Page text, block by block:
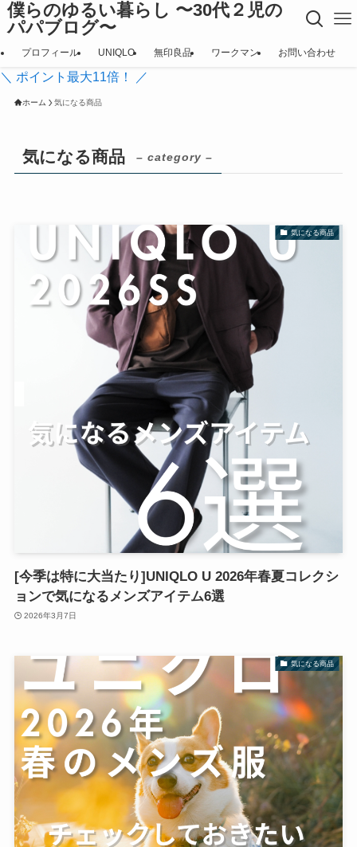
僕らのゆるい暮らし 〜30代２児の
パパブログ〜
プロフィール UNIQLO 無印良品 ワークマン お問い合わせ
＼ ポイント最大11倍！ ／
ホーム 気になる商品
気になる商品 – category –
気になる商品
[今季は特に大当たり]UNIQLO U 2026年春夏コレクシ
ョンで気になるメンズアイテム6選
2026年3月7日
気になる商品